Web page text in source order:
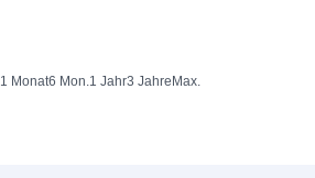
1 Monat6 Mon.1 Jahr3 Jahre Max.